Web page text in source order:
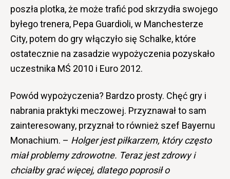
poszła plotka, że może trafić pod skrzydła swojego
byłego trenera, Pepa Guardioli, w Manchesterze
City, potem do gry włączyło się Schalke, które
ostatecznie na zasadzie wypożyczenia pozyskało
uczestnika MŚ 2010 i Euro 2012.
Powód wypożyczenia? Bardzo prosty. Chęć gry i
nabrania praktyki meczowej. Przyznawał to sam
zainteresowany, przyznał to również szef Bayernu
Monachium. – Holger jest piłkarzem, który często
miał problemy zdrowotne. Teraz jest zdrowy i
chciałby grać więcej, dlatego poprosił o